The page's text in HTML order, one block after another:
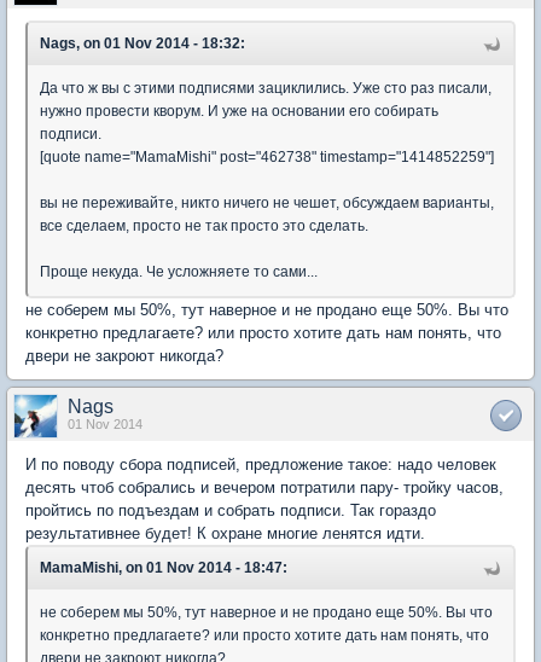
Nags, on 01 Nov 2014 - 18:32:
Да что ж вы с этими подписями зациклились. Уже сто раз писали,
нужно провести кворум. И уже на основании его собирать
подписи.
[quote name="MamaMishi" post="462738" timestamp="1414852259"]
вы не переживайте, никто ничего не чешет, обсуждаем варианты,
все сделаем, просто не так просто это сделать.
Проще некуда. Че усложняете то сами...
не соберем мы 50%, тут наверное и не продано еще 50%. Вы что
конкретно предлагаете? или просто хотите дать нам понять, что
двери не закроют никогда?
Nags
01 Nov 2014
И по поводу сбора подписей, предложение такое: надо человек
десять чтоб собрались и вечером потратили пару- тройку часов,
пройтись по подъездам и собрать подписи. Так гораздо
результативнее будет! К охране многие ленятся идти.
MamaMishi, on 01 Nov 2014 - 18:47:
не соберем мы 50%, тут наверное и не продано еще 50%. Вы что
конкретно предлагаете? или просто хотите дать нам понять, что
двери не закроют никогда?